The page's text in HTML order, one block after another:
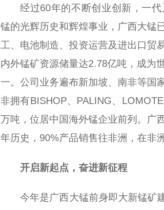
经过60年的不断创业创新，一
锰的光辉历史和辉煌事业，广西大锰
工、电池制造、投资运营及进出口贸
内外锰矿资源储量达2.78亿吨，成为
一。公司业务遍布新加坡、南非等国
非拥有BISHOP、PALING、
万吨，位居中国海外锰企业前列。广
年历史，90%产品销售往非洲，在非
开启新起点，奋进新征程
今年是广西大锰前身即大新锰矿